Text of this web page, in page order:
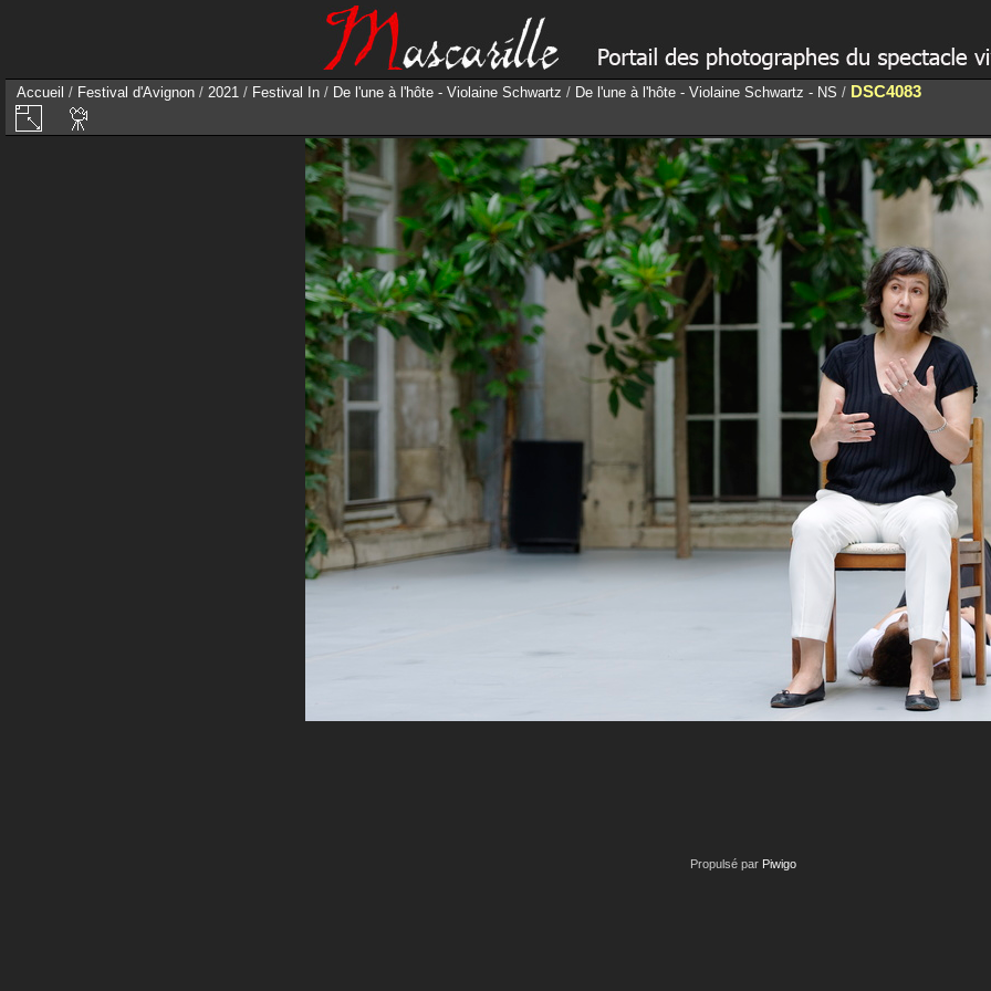
Accueil / Festival d'Avignon / 2021 / Festival In / De l'une à l'hôte - Violaine Schwartz / De l'une à l'hôte - Violaine Schwartz - NS / DSC4083
Propulsé par Piwigo